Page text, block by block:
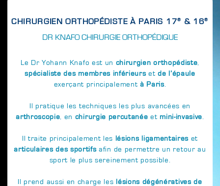
CHIRURGIEN ORTHOPÉDISTE À PARIS 17e & 16e
DR KNAFO CHIRURGIE ORTHOPÉDIQUE
Le Dr Yohann Knafo est un chirurgien orthopédiste,
spécialiste des membres inférieursetde l’épaule
exerçant principalement à Paris.
Il pratique les techniques les plus avancées en
arthroscopie, en chirurgie percutanée etmini-invasive.
Il traite principalement les lésions ligamentaires et
articulaires des sportifsafin de permettre un retour au
sport le plus sereinement possible.
Il prend aussi en charge les lésions dégénératives de